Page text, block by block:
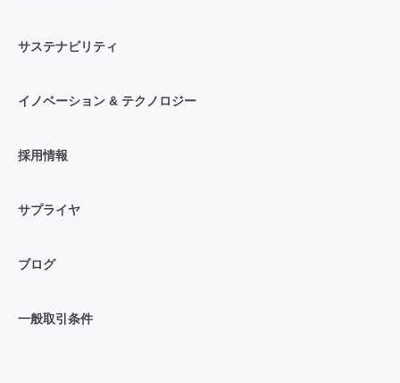
サステナビリティ
イノベーション & テクノロジー
採用情報
サプライヤ
ブログ
一般取引条件